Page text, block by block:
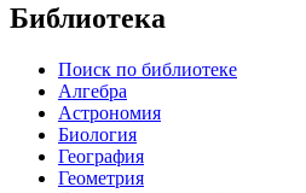
Библиотека
Поиск по библиотеке
Алгебра
Астрономия
Биология
География
Геометрия